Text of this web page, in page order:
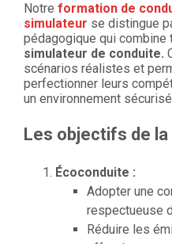
Notre formation de
simulateur se distingue
pédagogique qui combine
simulateur de conduite.
scénarios réalistes et
perfectionner leurs
un environnement
Les objectifs de
Écoconduite :
Adopter une
respectueuse
Réduire les